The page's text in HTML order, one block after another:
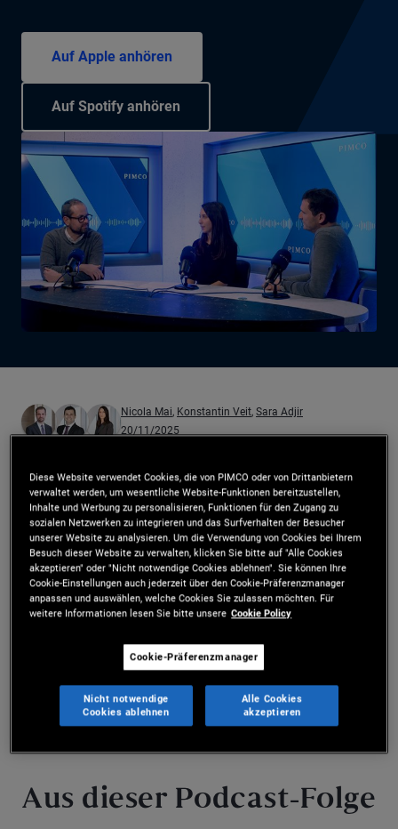
Auf Apple anhören
Auf Spotify anhören
Nicola Mai, Konstantin Veit, Sara Adjir
20/11/2025
PIMCO Fixing Your Interest
From Cycles to Structure:
Europe’s Investment Story
Volume
1x
Playback Speed
Apple Podcasts
Spotify
Transkript lesen
Aus dieser Podcast-Folge
Diese Website verwendet Cookies, die von PIMCO oder von Drittanbietern
verwaltet werden, um wesentliche Website-Funktionen bereitzustellen,
Inhalte und Werbung zu personalisieren, Funktionen für den Zugang zu
sozialen Netzwerken zu integrieren und das Surfverhalten der Besucher
unserer Website zu analysieren. Um die Verwendung von Cookies bei Ihrem
Besuch dieser Website zu verwalten, klicken Sie bitte auf "Alle Cookies
akzeptieren" oder "Nicht notwendige Cookies ablehnen". Sie können Ihre
Cookie-Einstellungen auch jederzeit über den Cookie-Präferenzmanager
anpassen und auswählen, welche Cookies Sie zulassen möchten. Für
weitere Informationen lesen Sie bitte unsere Cookie Policy
Cookie-Präferenzmanager
Nicht notwendige
Cookies ablehnen
Alle Cookies
akzeptieren